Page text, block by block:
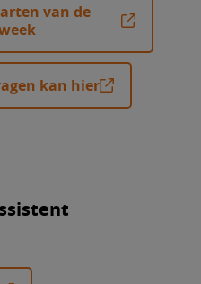
van de
kan hier